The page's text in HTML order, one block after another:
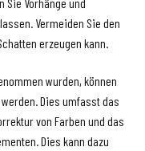
Vermeiden Sie den
erzeugen kann.
wurden, können
Dies umfasst das
von Farben und das
Dies kann dazu